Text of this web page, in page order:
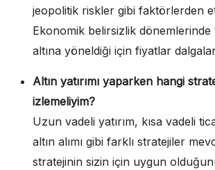
jeopolitik riskler gibi faktörlerden
Ekonomik belirsizlik dönemlerinde
altına yöneldiği için fiyatlar
Altın yatırımı yaparken hangi
izlemeliyim?
Uzun vadeli yatırım, kısa vadeli
altın alımı gibi farklı stratejiler
stratejinin sizin için uygun